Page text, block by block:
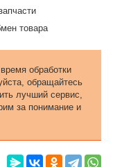
товара
обработки
обращайтесь
лучший сервис,
за понимание и